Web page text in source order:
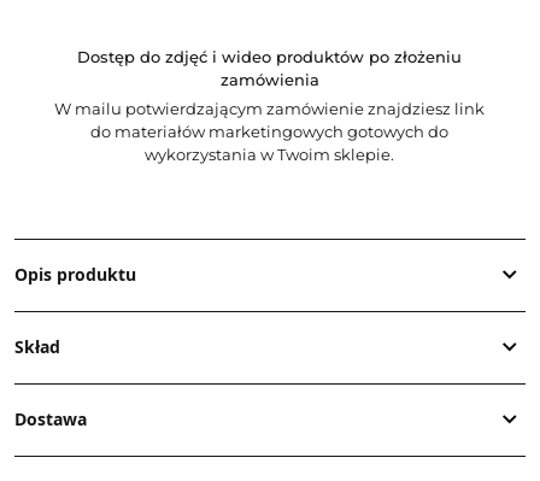
Dostęp do zdjęć i wideo produktów po złożeniu
zamówienia
W mailu potwierdzającym zamówienie znajdziesz link
do materiałów marketingowych gotowych do
wykorzystania w Twoim sklepie.
Opis produktu
Skład
Dostawa